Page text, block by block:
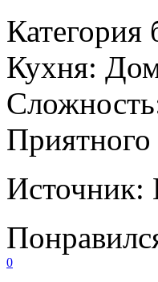
Категория
Кухня:
Приятного
Источник:
0